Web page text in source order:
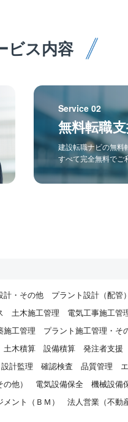
ビス内容
Service 02
無料転職
建設転職ナビの無料
すべて完全無料でご
計・その他 プラント設計（配管）
土木施工管理 電気工事施工管
施工管理 プラント施工管理・そ
土木積算 設備積算 発注者支援
設計監理 確認検査 品質管理
他） 電気設備保全 機械設備
ント（ＢＭ） 法人営業（不動